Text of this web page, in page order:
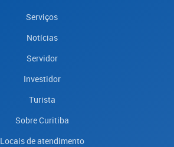
Serviços
Notícias
Servidor
Investidor
Turista
Sobre Curitiba
Locais de atendimento